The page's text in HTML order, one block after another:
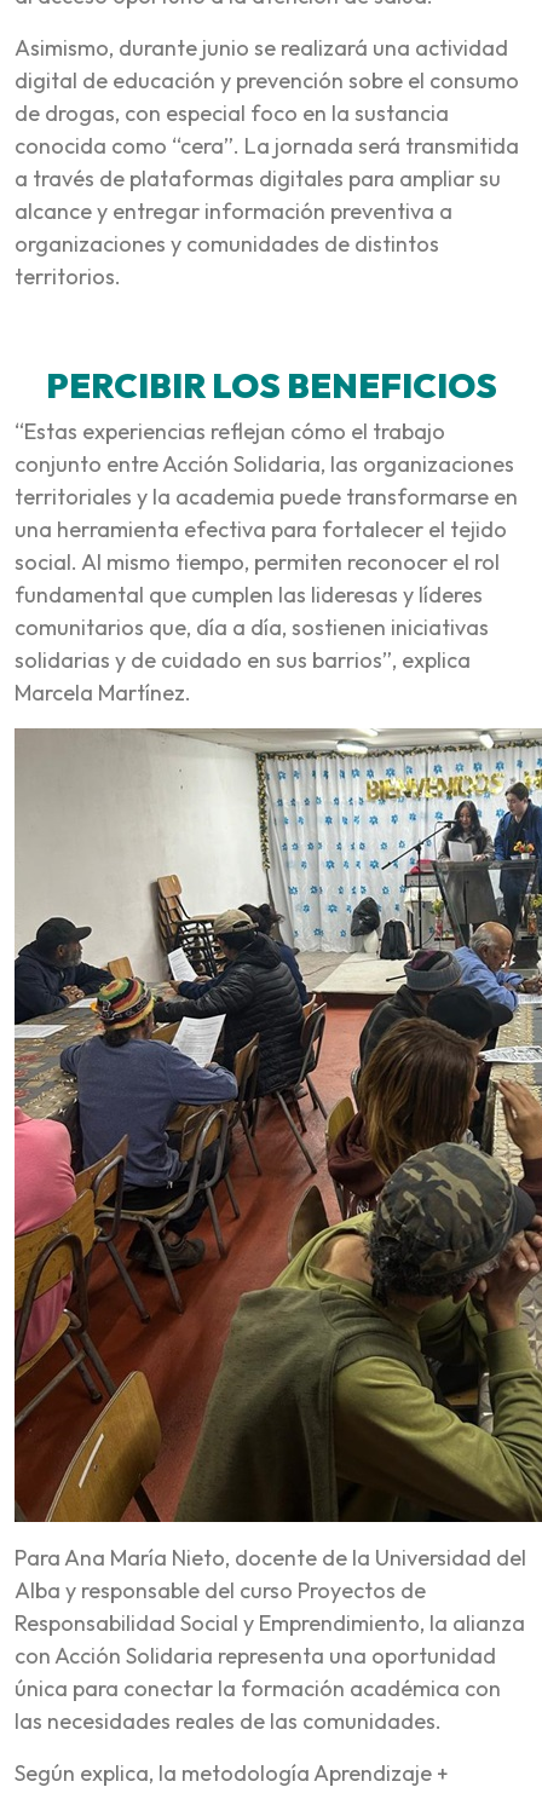
Asimismo, durante junio se realizará una actividad
digital de educación y prevención sobre el consumo
de drogas, con especial foco en la sustancia
conocida como “cera”. La jornada será transmitida
a través de plataformas digitales para ampliar su
alcance y entregar información preventiva a
organizaciones y comunidades de distintos
territorios.
PERCIBIR LOS BENEFICIOS
“Estas experiencias reflejan cómo el trabajo
conjunto entre Acción Solidaria, las organizaciones
territoriales y la academia puede transformarse en
una herramienta efectiva para fortalecer el tejido
social. Al mismo tiempo, permiten reconocer el rol
fundamental que cumplen las lideresas y líderes
comunitarios que, día a día, sostienen iniciativas
solidarias y de cuidado en sus barrios”, explica
Marcela Martínez.
Para Ana María Nieto, docente de la Universidad del
Alba y responsable del curso Proyectos de
Responsabilidad Social y Emprendimiento, la alianza
con Acción Solidaria representa una oportunidad
única para conectar la formación académica con
las necesidades reales de las comunidades.
Según explica, la metodología Aprendizaje +